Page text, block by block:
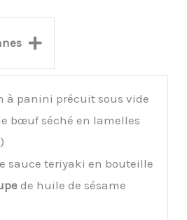
+
à panini précuit sous vide
bœuf séché en lamelles
sauce teriyaki en bouteille
de huile de sésame